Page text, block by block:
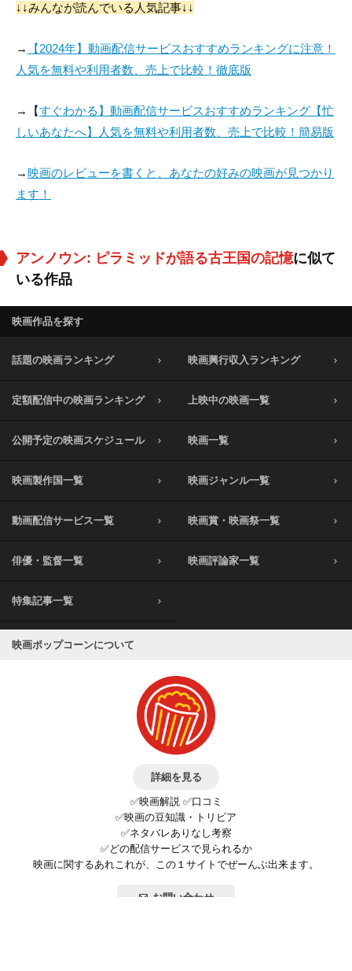
↓↓みんなが読んでいる人気記事↓↓
→
【2024年】動画配信サービスおすすめランキングに注意！
人気を無料や利用者数、売上で比較！徹底版
→【すぐわかる】動画配信サービスおすすめランキング【忙
しいあなたへ】人気を無料や利用者数、売上で比較！簡易版
→映画のレビューを書くと、あなたの好みの映画が見つかり
ます！
アンノウン: ピラミッドが語る古王国の記憶に似て
いる作品
映画作品を探す
話題の映画ランキング 映画興行収入ランキング
定額配信中の映画ランキング 上映中の映画一覧
公開予定の映画スケジュール 映画一覧
映画製作国一覧 映画ジャンル一覧
動画配信サービス一覧 映画賞・映画祭一覧
俳優・監督一覧 映画評論家一覧
特集記事一覧
映画ポップコーンについて
詳細を見る
✅映画解説 ✅口コミ
✅映画の豆知識・トリビア
✅ネタバレありなし考察
✅どの配信サービスで見られるか
映画に関するあれこれが、この１サイトでぜーんぶ出来ます。
お問い合わせ